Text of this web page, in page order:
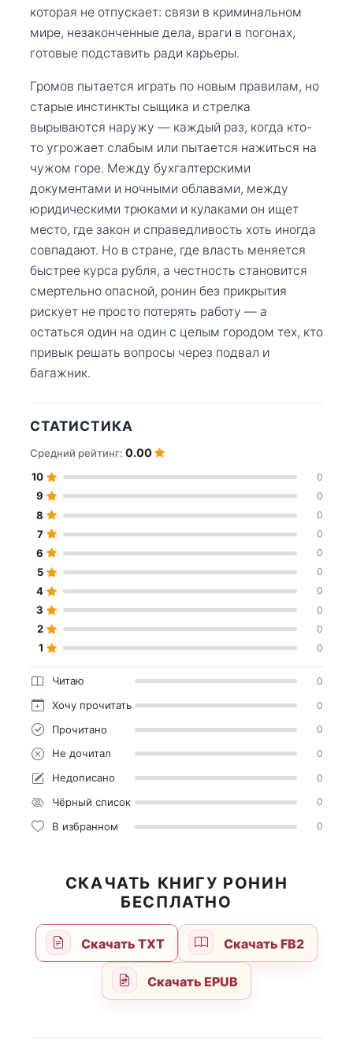
которая не отпускает: связи в криминальном
мире, незаконченные дела, враги в погонах,
готовые подставить ради карьеры.
Громов пытается играть по новым правилам, но
старые инстинкты сыщика и стрелка
вырываются наружу — каждый раз, когда кто-
то угрожает слабым или пытается нажиться на
чужом горе. Между бухгалтерскими
документами и ночными облавами, между
юридическими трюками и кулаками он ищет
место, где закон и справедливость хоть иногда
совпадают. Но в стране, где власть меняется
быстрее курса рубля, а честность становится
смертельно опасной, ронин без прикрытия
рискует не просто потерять работу — а
остаться один на один с целым городом тех, кто
привык решать вопросы через подвал и
багажник.
СТАТИСТИКА
Средний рейтинг: 0.00
10 0
9 0
8 0
7 0
6 0
5 0
4 0
3 0
2 0
1 0
Читаю 0
Хочу прочитать 0
Прочитано 0
Не дочитал 0
Недописано 0
Чёрный список 0
В избранном 0
СКАЧАТЬ КНИГУ РОНИН
БЕСПЛАТНО
Скачать TXT Скачать FB2
Скачать EPUB